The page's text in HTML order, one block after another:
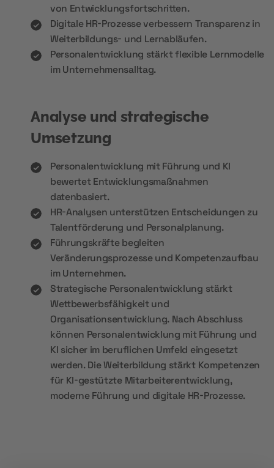
von Entwicklungsfortschritten.
Digitale HR-Prozesse verbessern Transparenz in
Weiterbildungs- und Lernabläufen.
Personalentwicklung stärkt flexible Lernmodelle
im Unternehmensalltag.
Analyse und strategische
Umsetzung
Personalentwicklung mit Führung und KI
bewertet Entwicklungsmaßnahmen
datenbasiert.
HR-Analysen unterstützen Entscheidungen zu
Talentförderung und Personalplanung.
Führungskräfte begleiten
Veränderungsprozesse und Kompetenzaufbau
im Unternehmen.
Strategische Personalentwicklung stärkt
Wettbewerbsfähigkeit und
Organisationsentwicklung. Nach Abschluss
können Personalentwicklung mit Führung und
KI sicher im beruflichen Umfeld eingesetzt
werden. Die Weiterbildung stärkt Kompetenzen
für KI-gestützte Mitarbeiterentwicklung,
moderne Führung und digitale HR-Prozesse.